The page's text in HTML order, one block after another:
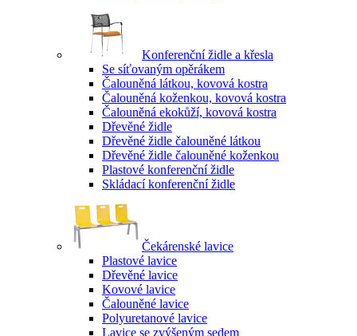
Konferenční židle a křesla
Se síťovaným opěrákem
Čalouněná látkou, kovová kostra
Čalouněná koženkou, kovová kostra
Čalouněná ekokůží, kovová kostra
Dřevěné židle
Dřevěné židle čalouněné látkou
Dřevěné židle čalouněné koženkou
Plastové konferenční židle
Skládací konferenční židle
Čekárenské lavice
Plastové lavice
Dřevěné lavice
Kovové lavice
Čalouněné lavice
Polyuretanové lavice
Lavice se zvýšeným sedem